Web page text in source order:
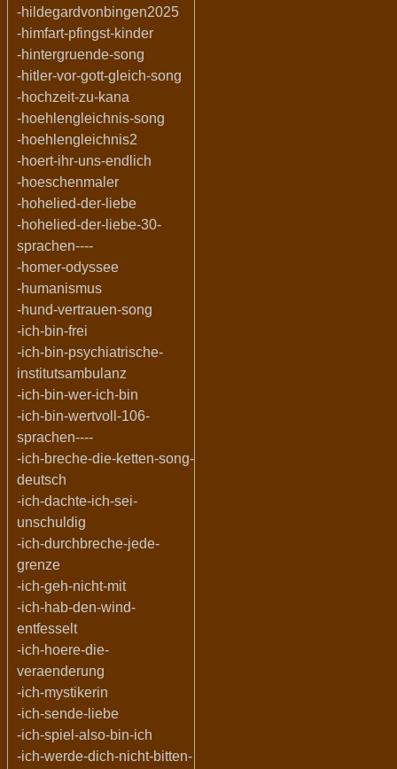
-hildegardvonbingen2025
-himfart-pfingst-kinder
-hintergruende-song
-hitler-vor-gott-gleich-song
-hochzeit-zu-kana
-hoehlengleichnis-song
-hoehlengleichnis2
-hoert-ihr-uns-endlich
-hoeschenmaler
-hohelied-der-liebe
-hohelied-der-liebe-30-
sprachen----
-homer-odyssee
-humanismus
-hund-vertrauen-song
-ich-bin-frei
-ich-bin-psychiatrische-
institutsambulanz
-ich-bin-wer-ich-bin
-ich-bin-wertvoll-106-
sprachen----
-ich-breche-die-ketten-song-
deutsch
-ich-dachte-ich-sei-
unschuldig
-ich-durchbreche-jede-
grenze
-ich-geh-nicht-mit
-ich-hab-den-wind-
entfesselt
-ich-hoere-die-
veraenderung
-ich-mystikerin
-ich-sende-liebe
-ich-spiel-also-bin-ich
-ich-werde-dich-nicht-bitten-